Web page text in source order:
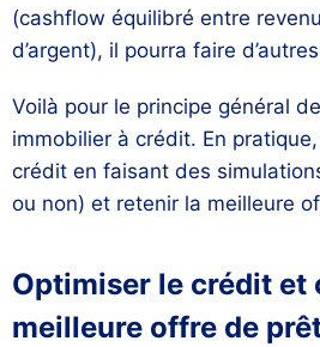
(cashflow équilibré entre
d’argent), il pourra faire
Voilà pour le principe général
immobilier à crédit. En
crédit en faisant des
ou non) et retenir la meilleure
Optimiser le crédit et
meilleure offre de